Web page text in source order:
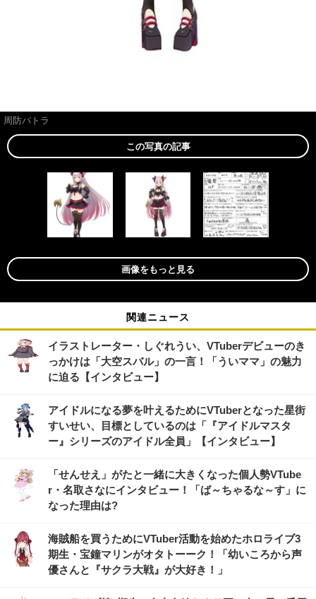
周防パトラ
この写真の記事
画像をもっと見る
関連ニュース
イラストレーター・しぐれうい、VTuberデビューのき
っかけは「大空スバル」の一言！「ういママ」の魅力
に迫る【インタビュー】
アイドルになる夢を叶えるためにVTuberとなった星街
すいせい、目標としているのは「『アイドルマスタ
ー』シリーズのアイドル全員」【インタビュー】
「せんせえ」がたと一緒に大きくなった個人勢VTube
r・名取さなにインタビュー！「ば～ちゃるな～す」に
なった理由は?
海賊船を買うためにVTuber活動を始めたホロライブ3
期生・宝鐘マリンがオタトーーク！「幼いころから声
優さんと『サクラ大戦』が大好き！」